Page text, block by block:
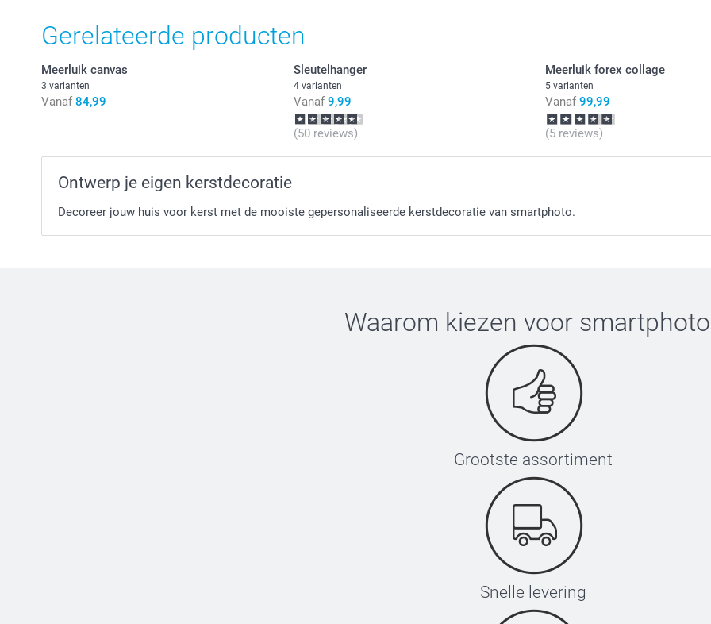
Gerelateerde producten
Meerluik canvas
3 varianten
Vanaf 84,99
Sleutelhanger
4 varianten
Vanaf 9,99
(50 reviews)
Meerluik forex collage
5 varianten
Vanaf 99,99
(5 reviews)
Ontwerp je eigen kerstdecoratie
Decoreer jouw huis voor kerst met de mooiste gepersonaliseerde kerstdecoratie van smartphoto.
Waarom kiezen voor smartphoto
Grootste assortiment
Snelle levering